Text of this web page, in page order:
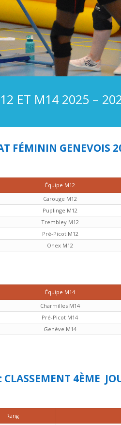
ET M14 2025 –
FÉMININ GENEVOIS
Équipe M12
Carouge M12
Puplinge M12
Trembley M12
Pré-Picot M12
Onex M12
Équipe M14
Charmilles M14
Pré-Picot M14
Genève M14
CLASSEMENT 4ÈME
Rang